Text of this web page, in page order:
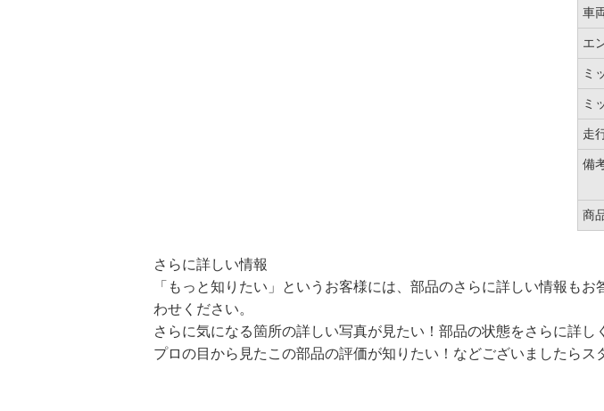
車
エ
ミ
ミ
走
備
商
さらに詳しい情報
「もっと知りたい」というお客様には、部品のさらに詳しい情報も
わせください。
さらに気になる箇所の詳しい写真が見たい！部品の状態をさらに詳し
プロの目から見たこの部品の評価が知りたい！などございましたら